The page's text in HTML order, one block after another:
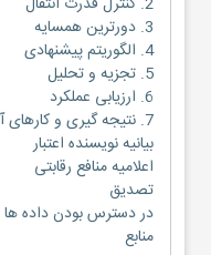
3. دورترین همسایه
4. الگوریتم پیشنهادی
5. تجزیه و تحلیل
6. ارزیابی عملکرد
7. نتیجه گیری و کارهای آینده
بیانیه نویسنده اعتبار
اعلامیه منافع رقابتی
تصدیق
در دسترس بودن داده ها
منابع